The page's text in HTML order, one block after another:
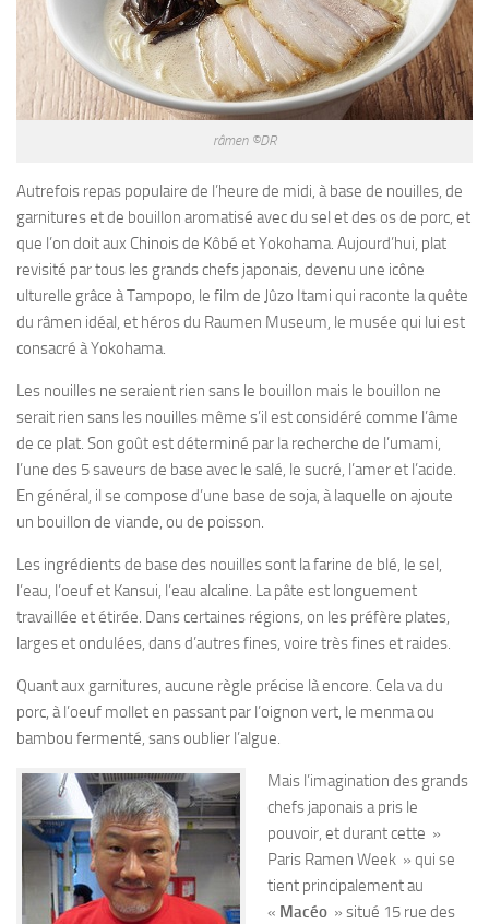
râmen ©DR
Autrefois repas populaire de l’heure de midi, à base de nouilles, de
garnitures et de bouillon aromatisé avec du sel et des os de porc, et
que l’on doit aux Chinois de Kôbé et Yokohama. Aujourd’hui, plat
revisité par tous les grands chefs japonais, devenu une icône
ulturelle grâce à Tampopo, le film de Jûzo Itami qui raconte la quête
du râmen idéal, et héros du Raumen Museum, le musée qui lui est
consacré à Yokohama.
Les nouilles ne seraient rien sans le bouillon mais le bouillon ne
serait rien sans les nouilles même s’il est considéré comme l’âme
de ce plat. Son goût est déterminé par la recherche de l’umami,
l’une des 5 saveurs de base avec le salé, le sucré, l’amer et l’acide.
En général, il se compose d’une base de soja, à laquelle on ajoute
un bouillon de viande, ou de poisson.
Les ingrédients de base des nouilles sont la farine de blé, le sel,
l’eau, l’oeuf et Kansui, l’eau alcaline. La pâte est longuement
travaillée et étirée. Dans certaines régions, on les préfère plates,
larges et ondulées, dans d’autres fines, voire très fines et raides.
Quant aux garnitures, aucune règle précise là encore. Cela va du
porc, à l’oeuf mollet en passant par l’oignon vert, le menma ou
bambou fermenté, sans oublier l’algue.
Mais l’imagination des grands
chefs japonais a pris le
pouvoir, et durant cette »
Paris Ramen Week » qui se
tient principalement au
« Macéo » situé 15 rue des